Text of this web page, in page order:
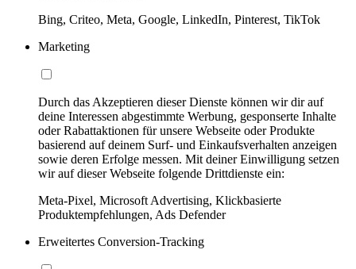
Bing, Criteo, Meta, Google, LinkedIn, Pinterest, TikTok
Marketing
Durch das Akzeptieren dieser Dienste können wir dir auf
deine Interessen abgestimmte Werbung, gesponserte Inhalte
oder Rabattaktionen für unsere Webseite oder Produkte
basierend auf deinem Surf- und Einkaufsverhalten anzeigen
sowie deren Erfolge messen. Mit deiner Einwilligung setzen
wir auf dieser Webseite folgende Drittdienste ein:
Meta-Pixel, Microsoft Advertising, Klickbasierte
Produktempfehlungen, Ads Defender
Erweitertes Conversion-Tracking